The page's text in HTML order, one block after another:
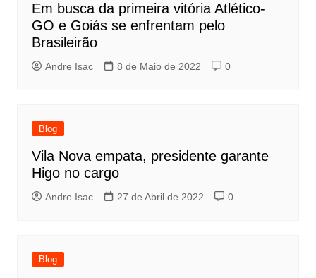
Em busca da primeira vitória Atlético-
GO e Goiás se enfrentam pelo
Brasileirão
Andre Isac 8 de Maio de 2022 0
Blog
Vila Nova empata, presidente garante
Higo no cargo
Andre Isac 27 de Abril de 2022 0
Blog